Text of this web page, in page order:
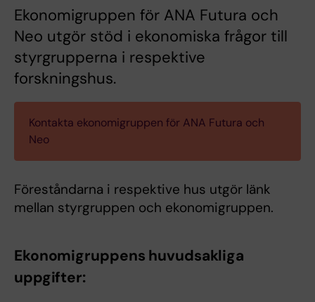
Ekonomigruppen för ANA Futura och
Neo utgör stöd i ekonomiska frågor till
styrgrupperna i respektive
forskningshus.
Kontakta ekonomigruppen för ANA Futura och
Neo
Föreståndarna i respektive hus utgör länk
mellan styrgruppen och ekonomigruppen.
Ekonomigruppens huvudsakliga
uppgifter: